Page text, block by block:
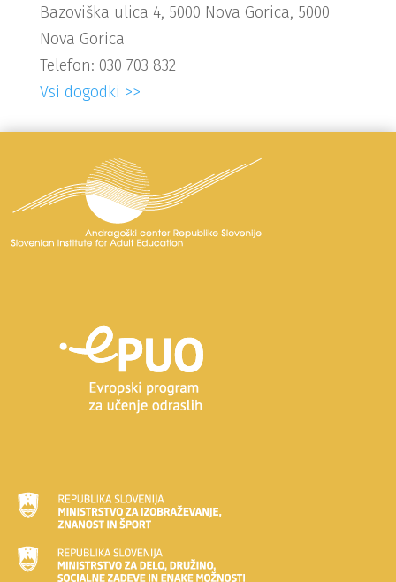
Bazoviška ulica 4, 5000 Nova Gorica, 5000
Nova Gorica
Telefon: 030 703 832
Vsi dogodki >>